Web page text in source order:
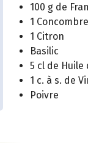
100 g de
1 Concombre
1 Citron
Basilic
5 cl de Huile
1 c. à s. de
Poivre